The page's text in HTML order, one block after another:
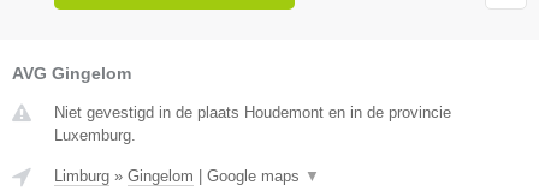
AVG Gingelom
Niet gevestigd in de plaats Houdemont en in de provincie
Luxemburg.
Limburg » Gingelom | Google maps ▼